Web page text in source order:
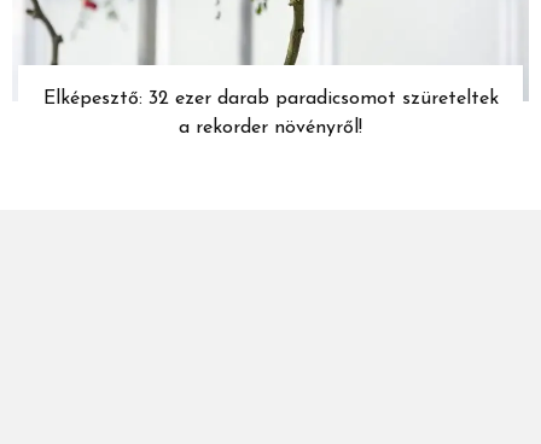
Elképesztő: 32 ezer darab paradicsomot szüreteltek
a rekorder növényről!